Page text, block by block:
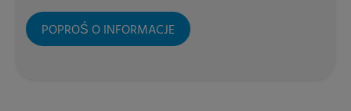
POPROŚ O INFORMACJE